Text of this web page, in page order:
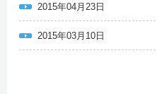
2015年04月23日
2015年03月10日